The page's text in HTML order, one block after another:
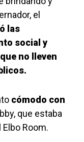
el
las
social y
no lleven
cómodo con
que estaba
Room.